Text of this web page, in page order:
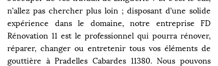
n’allez pas chercher plus loin ; disposant d’une solide
expérience dans le domaine, notre entreprise FD
Rénovation 11 est le professionnel qui pourra rénover,
réparer, changer ou entretenir tous vos éléments de
gouttière à Pradelles Cabardes 11380. Nous pouvons